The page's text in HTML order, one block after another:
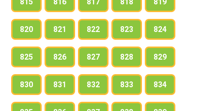
820 821 822 823 824
825 826 827 828 829
830 831 832 833 834